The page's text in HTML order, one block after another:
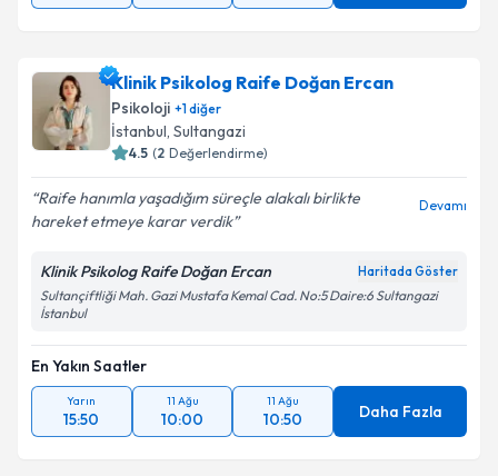
Klinik Psikolog Raife Doğan Ercan
Psikoloji +1diğer
İstanbul, Sultangazi
4.5 (2 Değerlendirme)
Raife hanımla yaşadığım süreçle alakalı birlikte
hareket etmeye karar verdik
Devamı
Klinik Psikolog Raife Doğan Ercan Haritada Göster
Sultançiftliği Mah. Gazi Mustafa Kemal Cad. No:5 Daire:6 Sultangazi
İstanbul
En Yakın Saatler
Yarın
15:50
11 Ağu
10:00
11 Ağu
10:50 Daha Fazla